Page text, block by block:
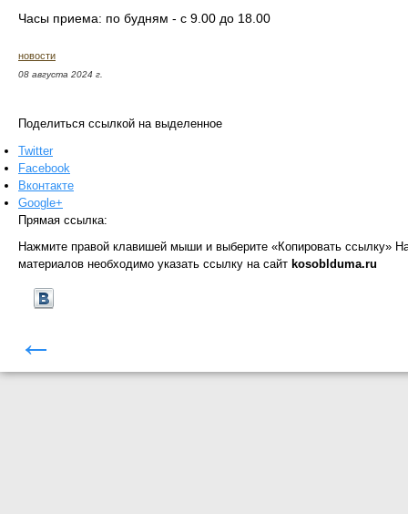
Часы приема: по будням - с 9.00 до 18.00
новости
08 августа 2024 г.
Поделиться ссылкой на выделенное
Twitter
Facebook
Вконтакте
Google+
Прямая ссылка:
Нажмите правой клавишей мыши и выберите «Копировать ссылку»
материалов необходимо указать ссылку на сайт kosoblduma.ru
←